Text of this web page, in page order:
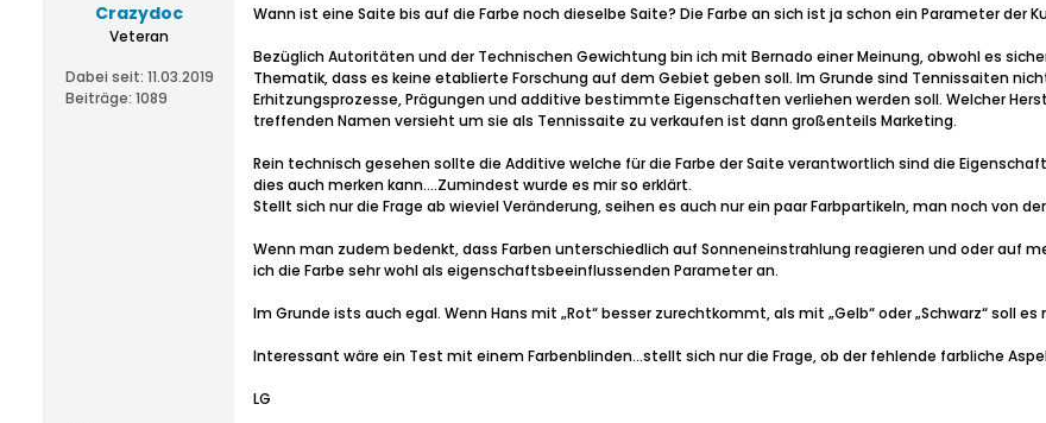
Crazydoc
Veteran
Dabei seit: 11.03.2019
Beiträge: 1089
Wann ist eine Saite bis auf die Farbe noch dieselbe Saite? Die Farbe an sich ist ja schon ein Parameter der
Bezüglich Autoritäten und der Technischen Gewichtung bin ich mit Bernado einer Meinung, obwohl es
Thematik, dass es keine etablierte Forschung auf dem Gebiet geben soll. Im Grunde sind Tennissaiten
Erhitzungsprozesse, Prägungen und additive bestimmte Eigenschaften verliehen werden soll. Welcher
treffenden Namen versieht um sie als Tennissaite zu verkaufen ist dann großenteils Marketing.
Rein technisch gesehen sollte die Additive welche für die Farbe der Saite verantwortlich sind die
dies auch merken kann….Zumindest wurde es mir so erklärt.
Stellt sich nur die Frage ab wieviel Veränderung, seihen es auch nur ein paar Farbpartikeln, man noch von
Wenn man zudem bedenkt, dass Farben unterschiedlich auf Sonneneinstrahlung reagieren und oder auf
ich die Farbe sehr wohl als eigenschaftsbeeinflussenden Parameter an.
Im Grunde ists auch egal. Wenn Hans mit „Rot“ besser zurechtkommt, als mit „Gelb“ oder „Schwarz“ soll
Interessant wäre ein Test mit einem Farbenblinden…stellt sich nur die Frage, ob der fehlende farbliche
LG